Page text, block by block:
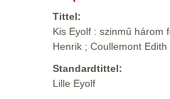
Tittel:
Kis Eyolf : szinmű három
Henrik ; Coullemont
Standardtittel:
Lille Eyolf